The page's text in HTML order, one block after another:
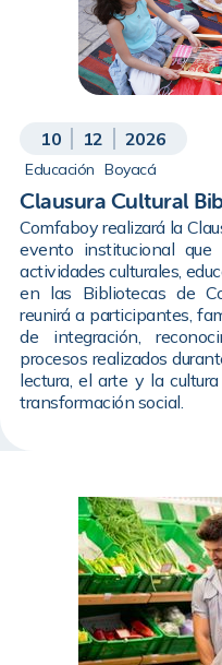
10 12 2026
Educación Boyacá
Clausura Cultural
Comfaboy realizará la
evento institucional
actividades culturales,
en las Bibliotecas de
reunirá a participantes,
de integración,
procesos realizados
lectura, el arte y la
transformación social.